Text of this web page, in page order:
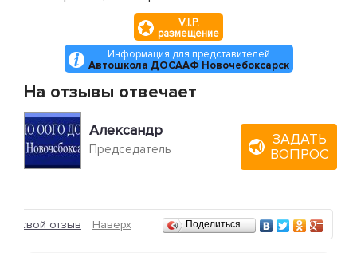
V.I.P.
размещение
Информация для представителей
Автошкола ДОСААФ Новочебоксарск
На отзывы отвечает
Александр
Председатель
ЗАДАТЬ
ВОПРОС
Отзывы
свой отзыв Наверх Поделиться…